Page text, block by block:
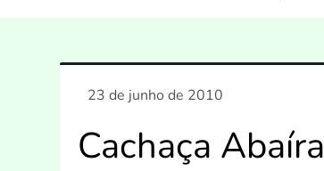
Cachaça Abaíra